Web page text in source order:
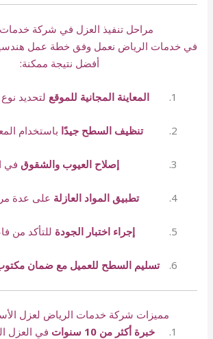
مراحل تنفيذ العزل في شركة
في خدمات الرياض نعمل وفق خطة عمل
أفضل نتيجة ممكنة:
المعاينة المجانية للموقع لتحديد
تنظيف السطح جيدًا باستخدام
إصلاح العيوب والشقوق في
تطبيق المواد العازلة على عدة
إجراء اختبار الجودة للتأكد من
تسليم السطح للعميل مع ضمان
مميزات شركة خدمات الرياض لعزل
خبرة أكثر من 10 سنوات
في العزل